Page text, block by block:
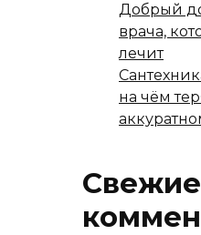
Добрый
врача,
лечит
на чём
Свежие